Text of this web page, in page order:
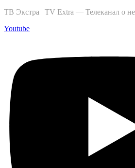
ТВ Экстра | TV Extra — Телеканал о
Youtube